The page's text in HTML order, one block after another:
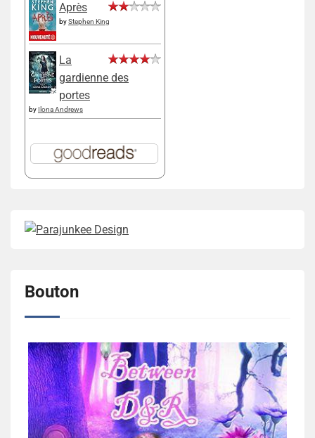
Après
byStephen King
La
gardienne des
portes
by Ilona Andrews
Bouton